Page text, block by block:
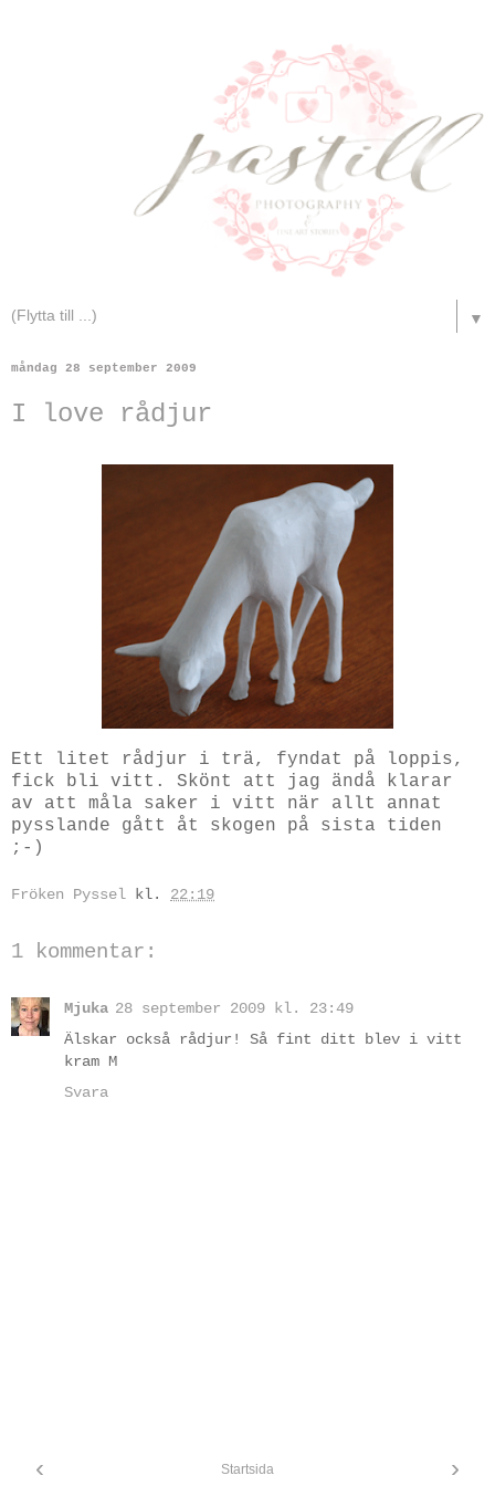
▼
måndag 28 september 2009
I love rådjur
Ett litet rådjur i trä, fyndat på loppis,
fick bli vitt. Skönt att jag ändå klarar
av att måla saker i vitt när allt annat
pysslande gått åt skogen på sista tiden
;-)
Fröken Pyssel kl. 22:19
1 kommentar:
Mjuka 28 september 2009 kl. 23:49
Älskar också rådjur! Så fint ditt blev i vitt
kram M
Svara
‹ ›
Startsida